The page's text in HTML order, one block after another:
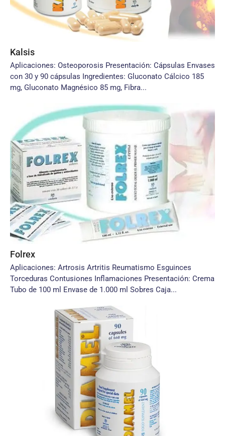
Kalsis
Aplicaciones: Osteoporosis Presentación: Cápsulas Envases
con 30 y 90 cápsulas Ingredientes: Gluconato Cálcico 185
mg, Gluconato Magnésico 85 mg, Fibra...
Folrex
Aplicaciones: Artrosis Artritis Reumatismo Esguinces
Torceduras Contusiones Inflamaciones Presentación: Crema
Tubo de 100 ml Envase de 1.000 ml Sobres Caja...